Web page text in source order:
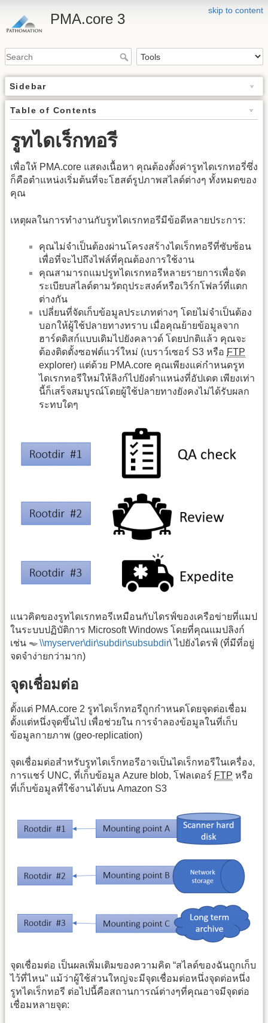
skip to content
PMA.core 3
Sidebar
Table of Contents
รูทไดเร็กทอรี
เพื่อให้ PMA.core แสดงเนื้อหา คุณต้องตั้งค่ารูทไดเรกทอรี่ซึ่ง
ก็คือตำแหน่งเริ่มต้นที่จะโฮสต์รูปภาพสไลด์ต่างๆ ทั้งหมดของ
คุณ
เหตุผลในการทำงานกับรูทไดเรกทอรีมีข้อดีหลายประการ:
คุณไม่จำเป็นต้องผ่านโครงสร้างไดเร็กทอรีที่ซับซ้อน
เพื่อที่จะไปถึงไฟล์ที่คุณต้องการใช้งาน
คุณสามารถแมปรูทไดเรกทอรีหลายรายการเพื่อจัด
ระเบียบสไลด์ตามวัตถุประสงค์หรือเวิร์กโฟลว์ที่แตก
ต่างกัน
เปลี่ยนที่จัดเก็บข้อมูลประเภทต่างๆ โดยไม่จำเป็นต้อง
บอกให้ผู้ใช้ปลายทางทราบ เมื่อคุณย้ายข้อมูลจาก
ฮาร์ดดิสก์แบบเดิมไปยังคลาวด์ โดยปกติแล้ว คุณจะ
ต้องติดตั้งซอฟต์แวร์ใหม่ (เบราว์เซอร์ S3 หรือ FTP
explorer) แต่ด้วย PMA.core คุณเพียงแค่กำหนดรูท
ไดเรกทอรีใหม่ให้ลิงก์ไปยังตำแหน่งที่อัปเดต เพียงเท่า
นี้ก็เสร็จสมบูรณ์โดยผู้ใช้ปลายทางยังคงไม่ได้รับผลก
ระทบใดๆ
แนวคิดของรูทไดเรกทอรีเหมือนกับไดรฟ์ของเครือข่ายที่แมป
ในระบบปฏิบัติการ Microsoft Windows โดยที่คุณแมปลิงก์
เช่น
\\myserver\dir\subdir\subsubdir\ ไปยังไดรฟ์ (ที่มีที่อยู่
จดจำง่ายกว่ามาก)
จุดเชื่อมต่อ
ตั้งแต่ PMA.core 2 รูทไดเร็กทอรีถูกกำหนดโดยจุดต่อเชื่อม
ตั้งแต่หนึ่งจุดขึ้นไป เพื่อช่วยใน การจำลองข้อมูลในที่เก็บ
ข้อมูลกายภาพ (geo-replication)
จุดเชื่อมต่อสำหรับรูทไดเร็กทอรีอาจเป็นไดเร็กทอรีในเครื่อง,
การแชร์ UNC, ที่เก็บข้อมูล Azure blob, โฟลเดอร์ FTP หรือ
ที่เก็บข้อมูลที่ใช้งานได้บน Amazon S3
จุดเชื่อมต่อ เป็นผลเพิ่มเติมของความคิด “สไลด์ของฉันถูกเก็บ
ไว้ที่ไหน” แม้ว่าผู้ใช้ส่วนใหญ่จะมีจุดเชื่อมต่อหนึ่งจุดต่อหนึ่ง
รูทไดเร็กทอรี ต่อไปนี้คือสถานการณ์ต่างๆที่คุณอาจมีจุดต่อ
เชื่อมหลายจุด: